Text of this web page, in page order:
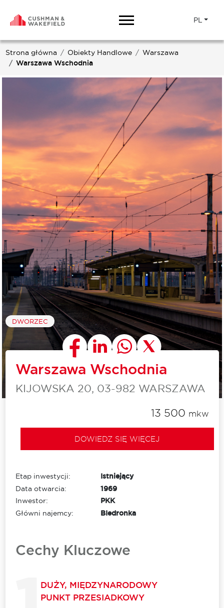
PL
Strona główna Obiekty Handlowe
Warszawa
Warszawa Wschodnia
DWORZEC
Warszawa Wschodnia
KIJOWSKA 20, 03-982 WARSZAWA
13 500 mkw
DOWIEDZ SIĘ WIĘCEJ
Etap inwestycji:
Istniejący
Data otwarcia:
1969
Inwestor:
PKK
Główni najemcy:
BIedronka
Cechy Kluczowe
DUŻY, MIĘDZYNARODOWY
PUNKT PRZESIADKOWY